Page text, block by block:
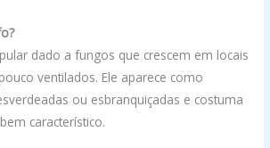
dado a fungos que crescem em locais
ventilados. Ele aparece como
ou esbranquiçadas e costuma
característico.